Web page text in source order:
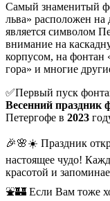
Самый знаменитый
льва» расположен
является символом
внимание на
корпусом, на фонтан
гора» и многие
✅Первый пуск
Весенний праздник
Петергофе в 2023
🎉🌸☀️ Праздник
настоящее чудо!
красотой и
⛲🏰 Если Вам тоже